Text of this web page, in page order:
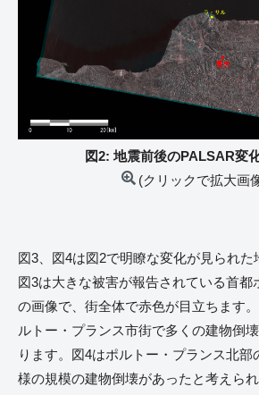
図2: 地震前後のPALSAR変
(クリックで拡大画
図3、図4は図2で明瞭な変化が見られた
図3は大きな被害が報告されている首都
の画像で、街全体で赤色が目立ちます
ルトー・プランス市街で多くの建物倒
ります。図4はポルトー・プランス北部
様の規模の建物倒壊があったと考えられ